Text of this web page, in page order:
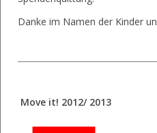
Danke im Namen der Kinder
Move it! 2012/ 2013